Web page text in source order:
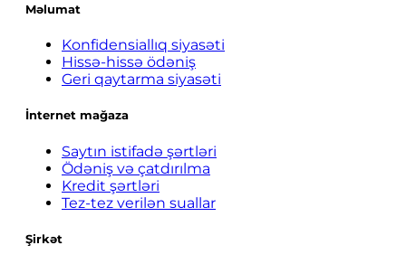
Məlumat
Konfidensiallıq siyasəti
Hissə-hissə ödəniş
Geri qaytarma siyasəti
İnternet mağaza
Saytın istifadə şərtləri
Ödəniş və çatdırılma
Kredit şərtləri
Tez-tez verilən suallar
Şirkət